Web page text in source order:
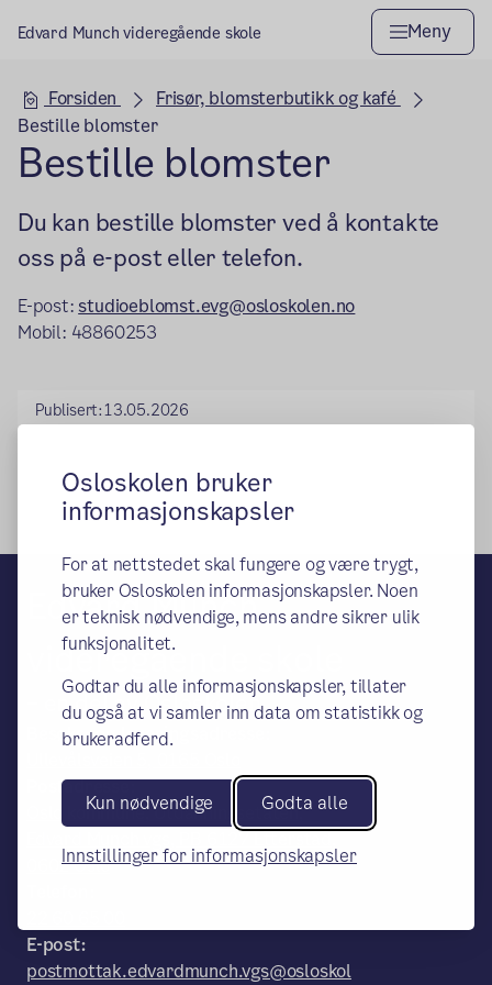
Osloskolen bruker
informasjonskapsler
For at nettstedet skal fungere og være trygt,
bruker Osloskolen informasjonskapsler. Noen
er teknisk nødvendige, mens andre sikrer ulik
funksjonalitet.
Godtar du alle informasjonskapsler, tillater
du også at vi samler inn data om statistikk og
brukeradferd.
Kun nødvendige Godta alle
Innstillinger for informasjonskapsler
Edvard Munch videregående skole Meny
Hovedseksjon
Forsiden
Frisør, blomsterbutikk og kafé
Bestille blomster
Bestille blomster
Du kan bestille blomster ved å kontakte
oss på e-post eller telefon.
E-post: studioeblomst.evg@osloskolen.no
Mobil: 48860253
Publisert:13.05.2026
Edvard Munch
videregående skole
– en del av Osloskolen
Besøks- og leveringsadresse:
Postadresse:
Oslo kommune, Utdanningsetaten,
Edvard Munch vgs, PB 6127 Etterstad,
0602 Oslo
E-post:
postmottak.edvardmunch.vgs@osloskol